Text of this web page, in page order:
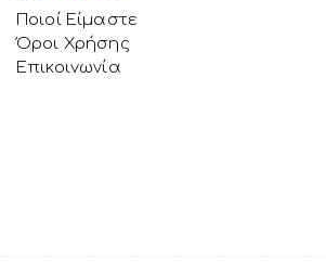
Ποιοί Είμαστε
Όροι Χρήσης
Επικοινωνία